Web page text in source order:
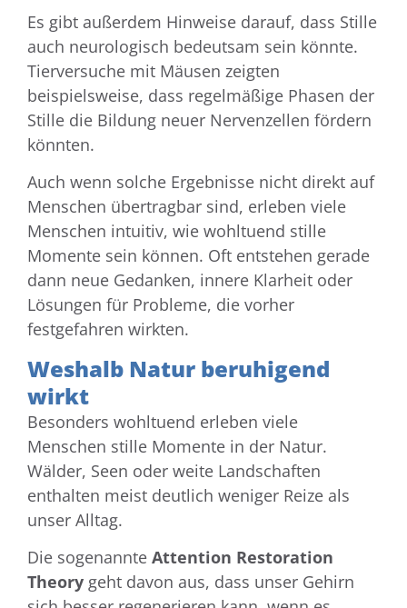
Es gibt außerdem Hinweise darauf, dass Stille
auch neurologisch bedeutsam sein könnte.
Tierversuche mit Mäusen zeigten
beispielsweise, dass regelmäßige Phasen der
Stille die Bildung neuer Nervenzellen fördern
könnten.
Auch wenn solche Ergebnisse nicht direkt auf
Menschen übertragbar sind, erleben viele
Menschen intuitiv, wie wohltuend stille
Momente sein können. Oft entstehen gerade
dann neue Gedanken, innere Klarheit oder
Lösungen für Probleme, die vorher
festgefahren wirkten.
Weshalb Natur beruhigend
wirkt
Besonders wohltuend erleben viele
Menschen stille Momente in der Natur.
Wälder, Seen oder weite Landschaften
enthalten meist deutlich weniger Reize als
unser Alltag.
Die sogenannte Attention Restoration
Theory geht davon aus, dass unser Gehirn